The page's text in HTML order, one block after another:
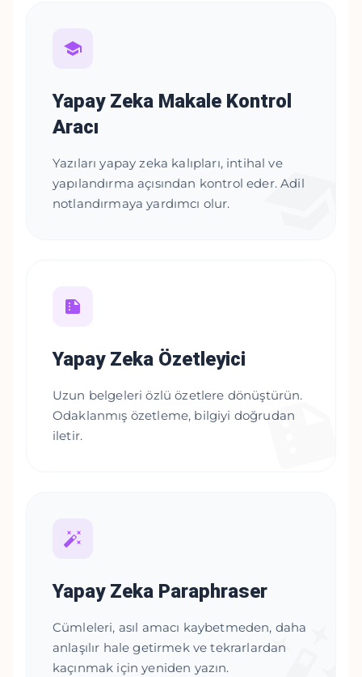
Yapay Zeka Makale Kontrol
Aracı
Yazıları yapay zeka kalıpları, intihal ve
yapılandırma açısından kontrol eder. Adil
notlandırmaya yardımcı olur.
Yapay Zeka Özetleyici
Uzun belgeleri özlü özetlere dönüştürün.
Odaklanmış özetleme, bilgiyi doğrudan
iletir.
Yapay Zeka Paraphraser
Cümleleri, asıl amacı kaybetmeden, daha
anlaşılır hale getirmek ve tekrarlardan
kaçınmak için yeniden yazın.